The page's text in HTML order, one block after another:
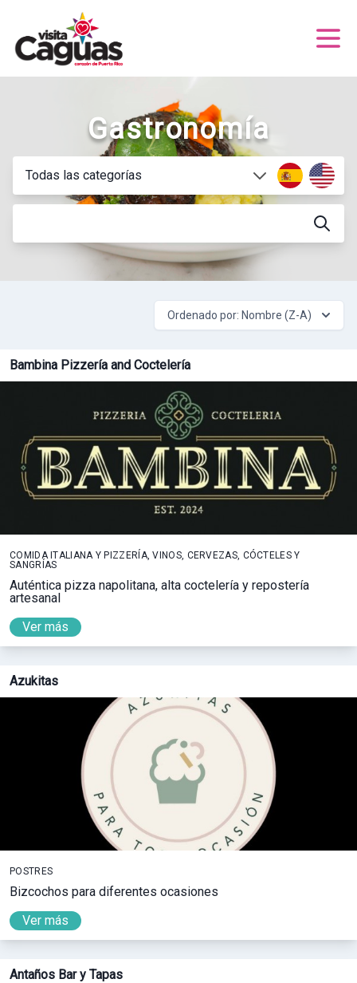
Gastronomía
Ordenado por: Nombre (Z-A)
Bambina Pizzería and Coctelería
COMIDA ITALIANA Y PIZZERÍA, VINOS, CERVEZAS, CÓCTELES Y
SANGRÍAS
Auténtica pizza napolitana, alta coctelería y repostería
artesanal
Ver más
Azukitas
POSTRES
Bizcochos para diferentes ocasiones
Ver más
Antaños Bar y Tapas